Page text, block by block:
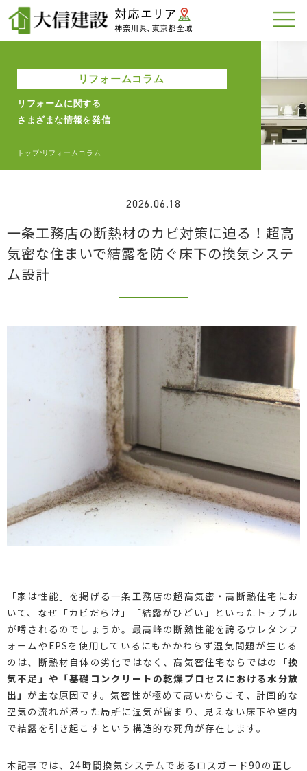
リフォームコラム
リフォームに関する
さまざまな情報を発信
トップ>リフォームコラム
2026.06.18
一条工務店の断熱材のカビ対策に迫る！超高
気密な住まいで結露を防ぐ床下の換気システ
ム設計
「家は性能」を掲げる一条工務店の超高気密・高断熱住宅にお
いて、なぜ「カビだらけ」「結露がひどい」といったトラブル
が噂されるのでしょうか。最高峰の断熱性能を誇るウレタンフ
ォームやEPSを使用しているにもかかわらず湿気問題が生じる
のは、断熱材自体の劣化ではなく、高気密住宅ならではの 「換
気不足」や「基礎コンクリートの乾燥プロセスにおける水分放
出」 が主な原因です。気密性が極めて高いからこそ、計画的な
空気の流れが滞った局所に湿気が留まり、見えない床下や壁内
で結露を引き起こすという構造的な死角が存在します。
本記事では、24時間換気システムであるロスガード90の正し